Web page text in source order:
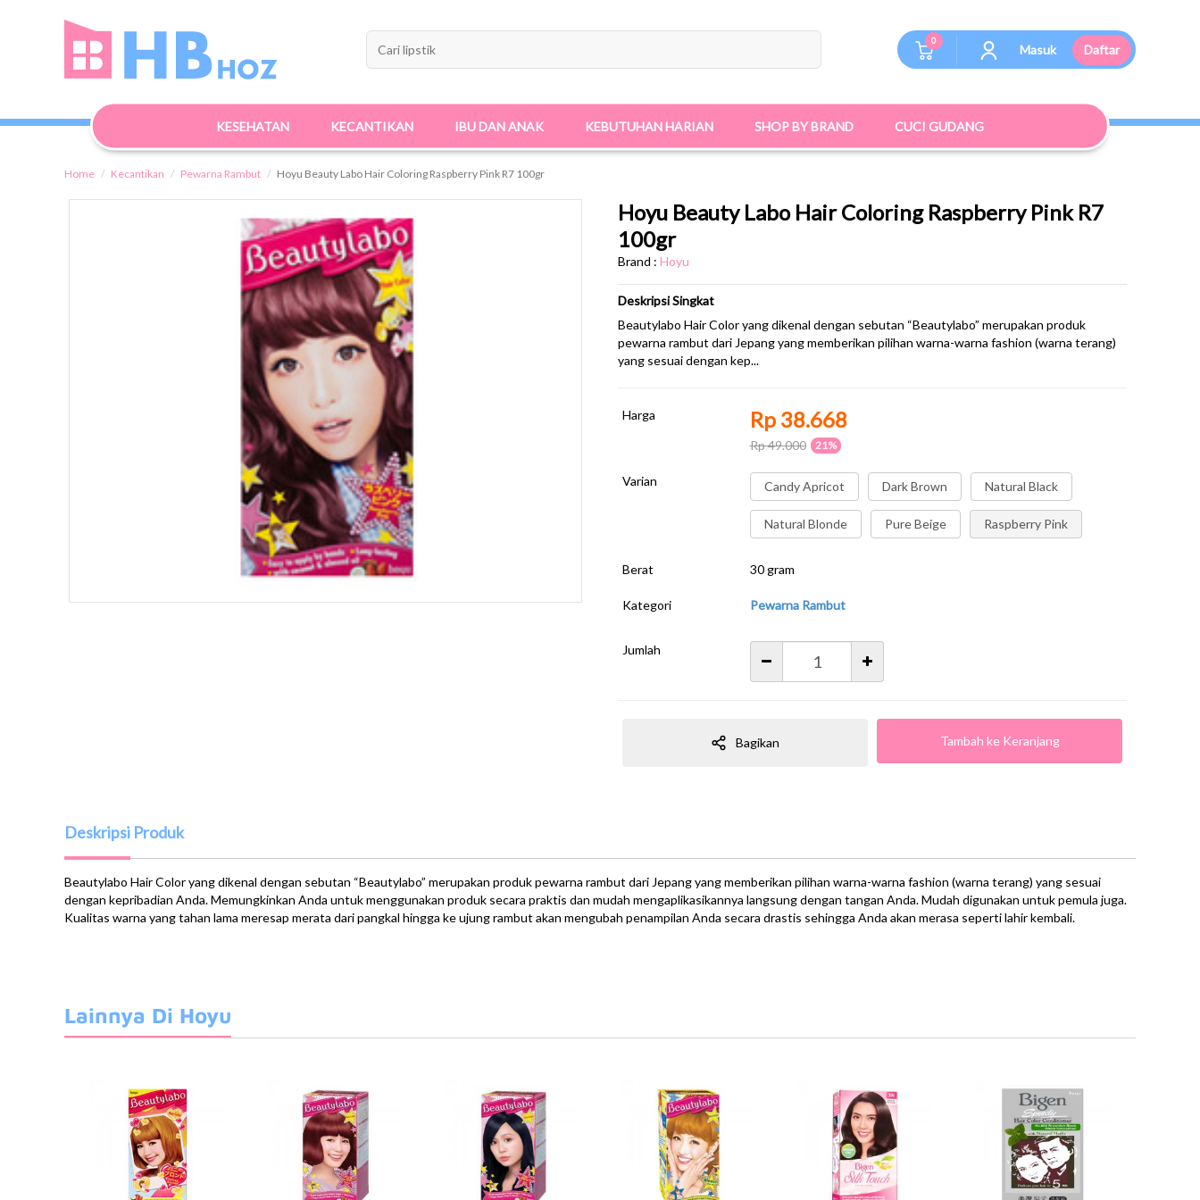
0
Masuk Daftar
KESEHATAN KECANTIKAN IBU DAN ANAK KEBUTUHAN HARIAN SHOP BY BRAND CUCI GUDANG
Home Kecantikan Pewarna Rambut Hoyu Beauty Labo Hair Coloring Raspberry Pink R7 100gr
Hoyu Beauty Labo Hair Coloring Raspberry Pink R7
100gr
Brand : Hoyu
Deskripsi Singkat
Beautylabo Hair Color yang dikenal dengan sebutan “Beautylabo” merupakan produk
pewarna rambut dari Jepang yang memberikan pilihan warna-warna fashion (warna terang)
yang sesuai dengan kep...
Harga Rp 38.668
Rp 49.000 21%
Varian Candy Apricot Dark Brown Natural Black
Natural Blonde Pure Beige Raspberry Pink
Berat 30 gram
Kategori Pewarna Rambut
Jumlah
Bagikan Tambah ke Keranjang
Deskripsi Produk
Beautylabo Hair Color yang dikenal dengan sebutan “Beautylabo” merupakan produk pewarna rambut dari Jepang yang memberikan pilihan warna-warna fashion (warna terang) yang sesuai
dengan kepribadian Anda. Memungkinkan Anda untuk menggunakan produk secara praktis dan mudah mengaplikasikannya langsung dengan tangan Anda. Mudah digunakan untuk pemula juga.
Kualitas warna yang tahan lama meresap merata dari pangkal hingga ke ujung rambut akan mengubah penampilan Anda secara drastis sehingga Anda akan merasa seperti lahir kembali.
Lainnya Di Hoyu